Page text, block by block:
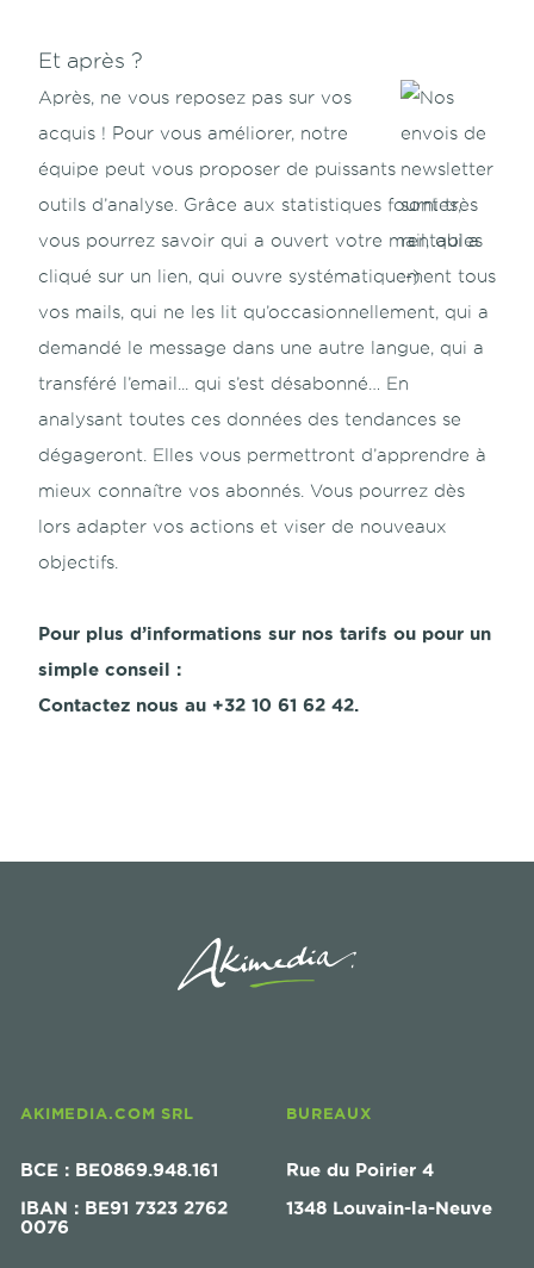
Et après ?
Après, ne vous reposez pas sur vos
acquis ! Pour vous améliorer, notre
équipe peut vous proposer de puissants
outils d’analyse. Grâce aux statistiques fournies,
vous pourrez savoir qui a ouvert votre mail, qui a
cliqué sur un lien, qui ouvre systématiquement tous
vos mails, qui ne les lit qu’occasionnellement, qui a
demandé le message dans une autre langue, qui a
transféré l’email... qui s’est désabonné… En
analysant toutes ces données des tendances se
dégageront. Elles vous permettront d’apprendre à
mieux connaître vos abonnés. Vous pourrez dès
lors adapter vos actions et viser de nouveaux
objectifs.
Pour plus d’informations sur nos tarifs ou pour un
simple conseil :
Contactez nous au +32 10 61 62 42.
AKIMEDIA.COM SRL
BCE : BE0869.948.161
IBAN : BE91 7323 2762
0076
BUREAUX
Rue du Poirier 4
1348 Louvain-la-Neuve